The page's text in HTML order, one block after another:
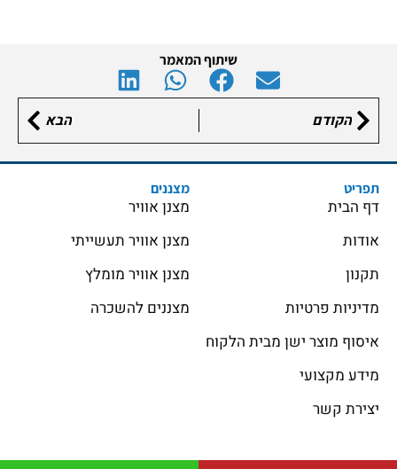
שיתוף המאמר
הקודם הבא
תפריט
דף הבית
אודות
תקנון
מדיניות פרטיות
איסוף מוצר ישן מבית הלקוח
מידע מקצועי
יצירת קשר
מצננים
מצנן אוויר
מצנן אוויר תעשייתי
מצנן אוויר מומלץ
מצננים להשכרה